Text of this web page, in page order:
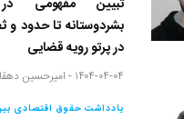
تبیین مفهومی
بشردوستانه تا حدود و
در پرتو رویه قضایی
۱۴۰۴-۰۴-۰۴ - امیرحسین
یادداشت حقوق اقتصادی